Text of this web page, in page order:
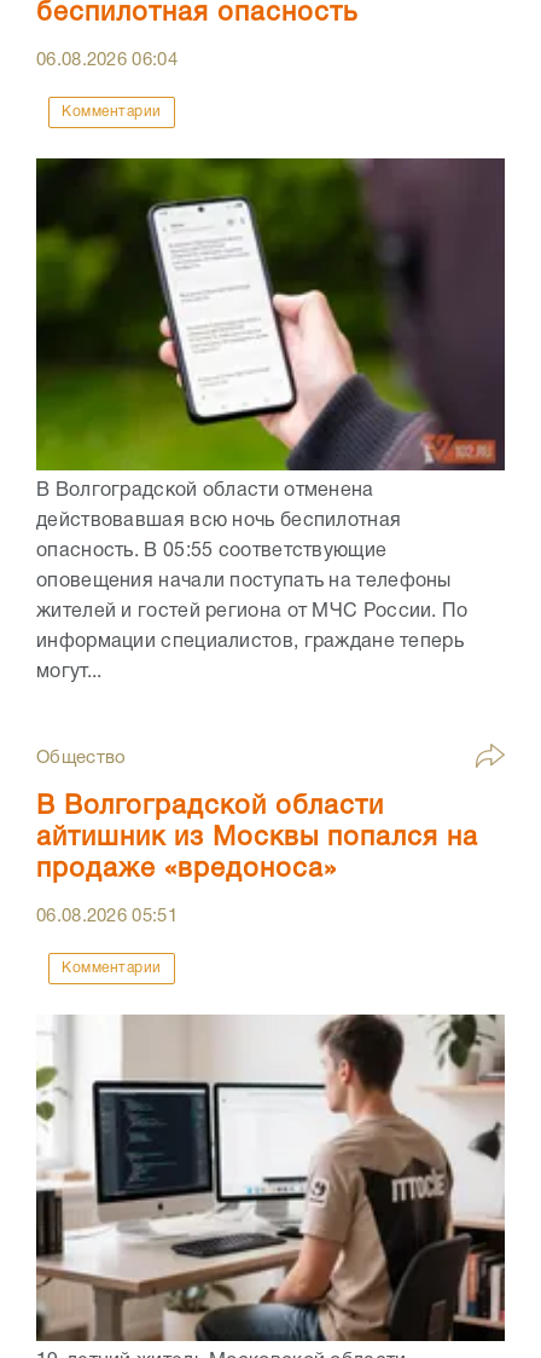
беспилотная опасность
06.08.202606:04
Комментарии
В Волгоградской области отменена
действовавшая всю ночь беспилотная
опасность. В 05:55 соответствующие
оповещения начали поступать на телефоны
жителей и гостей региона от МЧС России. По
информации специалистов, граждане теперь
могут...
Общество
В Волгоградской области
айтишник из Москвы попался на
продаже «вредоноса»
06.08.202605:51
Комментарии